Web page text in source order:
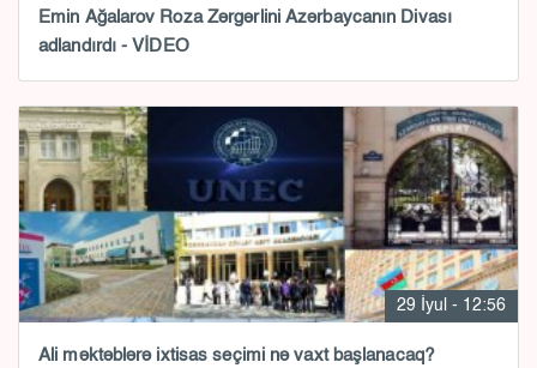
Emin Ağalarov Roza Zərgərlini Azərbaycanın Divası
adlandırdı - VİDEO
29 İyul - 12:56
Ali məktəblərə ixtisas seçimi nə vaxt başlanacaq?